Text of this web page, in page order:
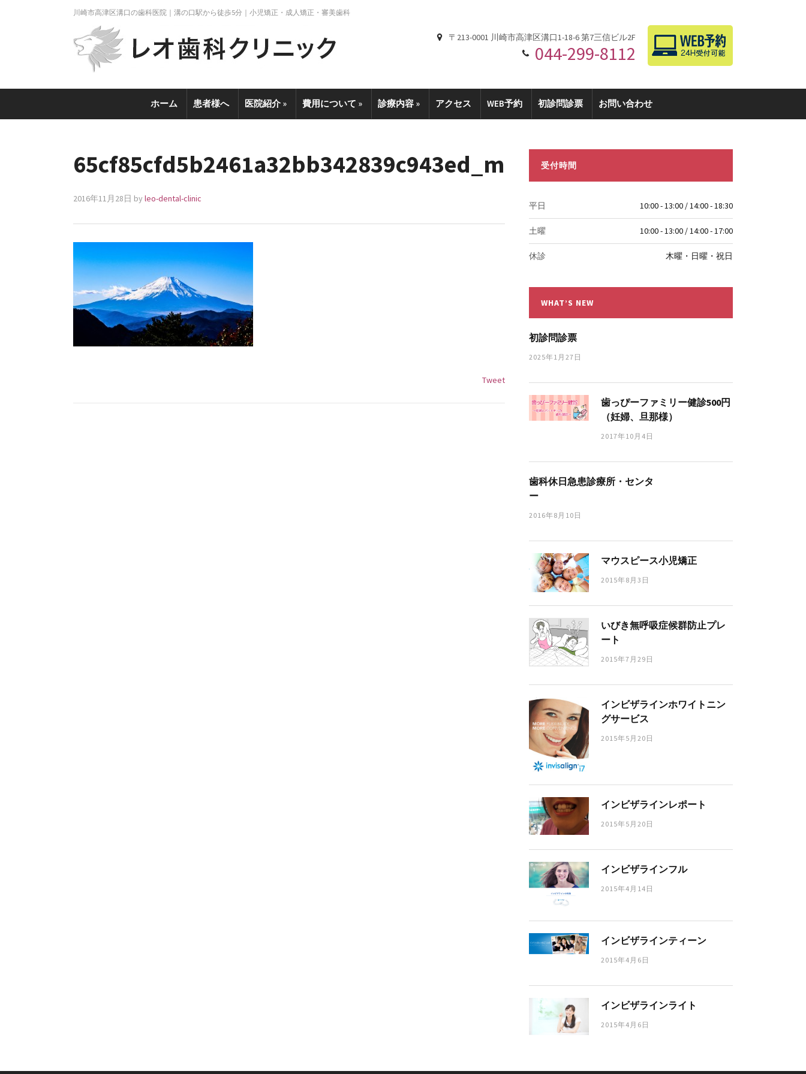
川崎市高津区溝口の歯科医院｜溝の口駅から徒歩5分｜小児矯正・成人矯正・審美歯科
〒213-0001 川崎市高津区溝口1-18-6 第7三信ビル2F
044-299-8112
ホーム 患者様へ 医院紹介 » 費用について » 診療内容 » アクセス WEB予約 初診問診票 お問い合わせ
65cf85cfd5b2461a32bb342839c943ed_m
2016年11月28日 by leo-dental-clinic
Tweet
受付時間
平日 10:00 - 13:00 / 14:00 - 18:30
土曜 10:00 - 13:00 / 14:00 - 17:00
休診 木曜・日曜・祝日
WHAT’S NEW
初診問診票
2025年1月27日
歯っぴーファミリー健診500円
（妊婦、旦那様）
2017年10月4日
歯科休日急患診療所・センタ
ー
2016年8月10日
マウスピース小児矯正
2015年8月3日
いびき無呼吸症候群防止プレ
ート
2015年7月29日
インビザラインホワイトニン
グサービス
2015年5月20日
インビザラインレポート
2015年5月20日
インビザラインフル
2015年4月14日
インビザラインティーン
2015年4月6日
インビザラインライト
2015年4月6日